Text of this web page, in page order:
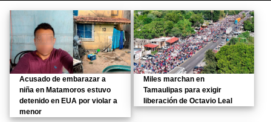
Acusado de embarazar a
niña en Matamoros estuvo
detenido en EUA por violar a
menor
Miles marchan en
Tamaulipas para exigir
liberación de Octavio Leal